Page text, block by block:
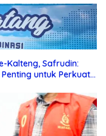
Kalteng, Safrudin:
untuk Perkuat